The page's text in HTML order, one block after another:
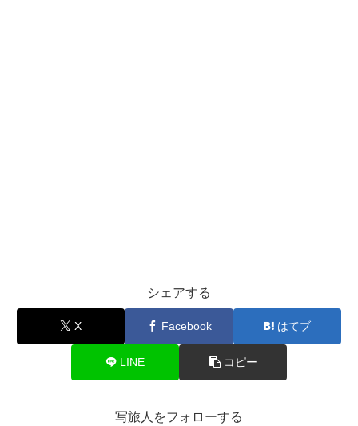
シェアする
X Facebook はてブ
LINE コピー
写旅人をフォローする